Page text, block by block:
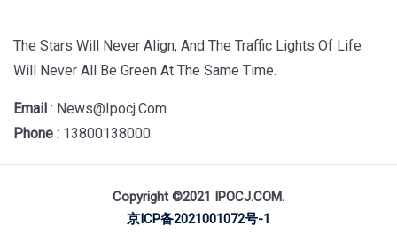
The Stars Will Never Align, And The Traffic Lights Of Life
Will Never All Be Green At The Same Time.
Email : News@ipocj.com
Phone : 13800138000
Copyright ©2021 IPOCJ.COM.
京ICP备2021001072号-1